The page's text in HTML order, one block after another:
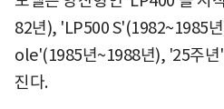
82년), 'LP500 S'(1982~1985
ole'(1985년~1988년), '25주년
진다.